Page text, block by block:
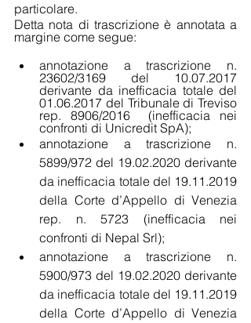
particolare.
Detta nota di trascrizione è annotata a
margine come segue:
annotazione a trascrizione n.
23602/3169 del 10.07.2017
derivante da inefficacia totale del
01.06.2017 del Tribunale di Treviso
rep. 8906/2016  (inefficacia nei
confronti di Unicredit SpA);
annotazione a trascrizione n.
5899/972 del 19.02.2020 derivante
da inefficacia totale del 19.11.2019
della Corte d’Appello di Venezia
rep. n. 5723 (inefficacia nei
confronti di Nepal Srl);
annotazione a trascrizione n.
5900/973 del 19.02.2020 derivante
da inefficacia totale del 19.11.2019
della Corte d’Appello di Venezia